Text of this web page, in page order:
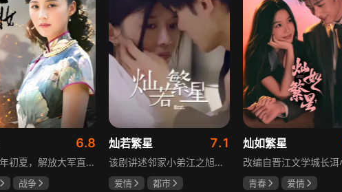
6.8
1949年初夏，解放大军直抵上海，国民党国防部保密局的中共地下党员邓家骥奉命撤往台湾，其妻同为地下党的沈荷因临产被留在上海。新中国成立之初，面对敌特的破坏活动，斗争形势严峻，沈荷隐藏真实身份，继续与敌人展开新一轮斗争，在隐秘战线坚守信仰，为新政权的稳定默默奉献。
战争
灿若繁星 7.1
该剧讲述邻家小弟江之旭留学归来，竟成了夏千星的顶头上司。从小管着江之旭、事事压他一头的夏千星无法接受，两人互不服气，在公司内外明争暗斗。江之旭借职位刁难夏千星，夏千星则用姐姐身份压制他，然而夏千星不知道，江之旭拼尽全力坐上这个位子，就是为了陪在她身边保护她。
爱情
都市
灿如繁星
青春
爱情